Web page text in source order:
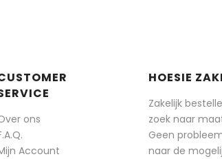
ons
Account
HOESIE
Zakelijk
zoek naar
Geen
naar de